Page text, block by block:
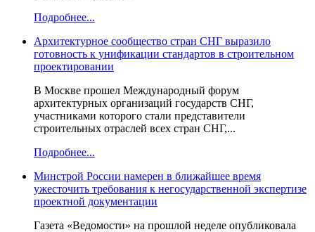
Подробнее...
Архитектурное сообщество стран СНГ выразило
готовность к унификации стандартов в строительном
проектировании
В Москве прошел Международный форум
архитектурных организаций государств СНГ,
участниками которого стали представители
строительных отраслей всех стран СНГ,...
Подробнее...
Минстрой России намерен в ближайшее время
ужесточить требования к негосударственной экспертизе
проектной документации
Газета «Ведомости» на прошлой неделе опубликовала